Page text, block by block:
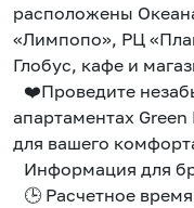
расположены
«Лимпопо», РЦ
Глобус, кафе и
❤️Проведите
апартаментах Green
для вашего
Информация для
🕒 Расчетное